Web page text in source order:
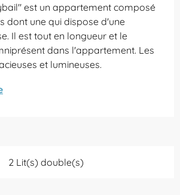
est un appartement composé
dont une qui dispose d'une
Il est tout en longueur et le
dans l'appartement. Les
et lumineuses.
2 Lit(s) double(s)